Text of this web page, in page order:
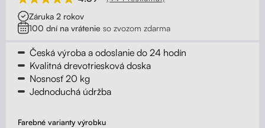
Akustické paravány
Opierky
Záruka 2 rokov
100 dní na vrátenie so zvozom zdarma
Česká výroba a odoslanie do 24 hodín
Kvalitná drevotriesková doska
Nosnosť 20 kg
Jednoduchá údržba
Farebné varianty výrobku